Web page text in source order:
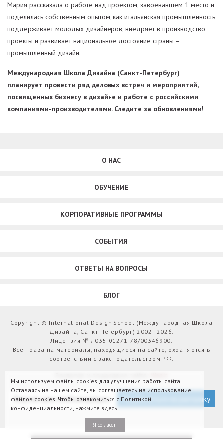
Мария рассказала о работе над проектом, завоевавшем 1 место и
поделилась собственным опытом, как итальянская промышленность
поддерживает молодых дизайнеров, внедряет в производство
проекты и развивает национальное достояние страны –
промышленный дизайн.
Международная Школа Дизайна (Санкт-Петербург)
планирует провести ряд деловых встреч и мероприятий,
посвященных бизнесу в дизайне и работе с российскими
компаниями-производителями. Следите за обновлениями!
О НАС
ОБУЧЕНИЕ
КОРПОРАТИВНЫЕ ПРОГРАММЫ
СОБЫТИЯ
ОТВЕТЫ НА ВОПРОСЫ
БЛОГ
Copyright © International Design School (Международная Школа
Дизайна, Санкт-Петербург) 2002–2026.
Лицензия № Л035-01271-78/00346900.
Все права на материалы, находящиеся на сайте, охраняются в
соответствии с законодательством РФ.
Версия для слабовидящих Подписаться на рассылку
Мы используем файлы cookies для улучшения работы сайта.
Оставаясь на нашем сайте, вы соглашаетесь на использование
файлов cookies. Чтобы ознакомиться с Политикой
конфиденциальности, нажмите здесь.
Я согласен